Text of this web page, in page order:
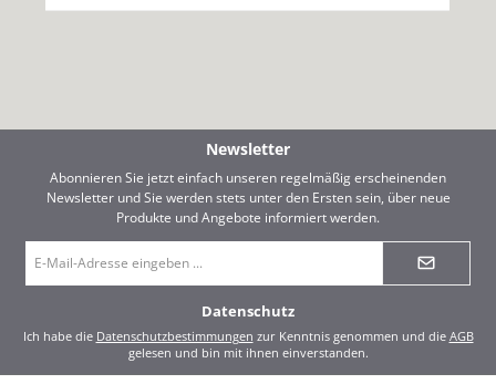
Newsletter
Abonnieren Sie jetzt einfach unseren regelmäßig erscheinenden
Newsletter und Sie werden stets unter den Ersten sein, über neue
Produkte und Angebote informiert werden.
Mail-
Datenschutz
Ich habe die Datenschutzbestimmungen zur Kenntnis genommen und die AGB
gelesen und bin mit ihnen einverstanden.